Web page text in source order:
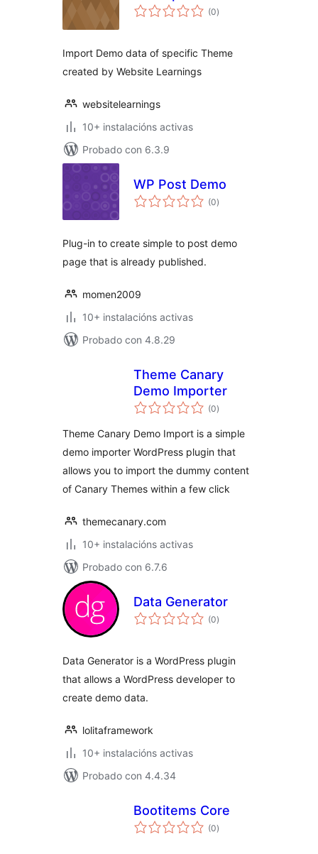
(0valoracións
totais
)
Import Demo data of specific Theme
created by Website Learnings
websitelearnings
10+ instalacións activas
Probado con 6.3.9
WP Post Demo
(0valoracións
totais
)
Plug-in to create simple to post demo
page that is already published.
momen2009
10+ instalacións activas
Probado con 4.8.29
Theme Canary
Demo Importer
(0valoracións
totais
)
Theme Canary Demo Import is a simple
demo importer WordPress plugin that
allows you to import the dummy content
of Canary Themes within a few click
themecanary.com
10+ instalacións activas
Probado con 6.7.6
Data Generator
(0valoracións
totais
)
Data Generator is a WordPress plugin
that allows a WordPress developer to
create demo data.
lolitaframework
10+ instalacións activas
Probado con 4.4.34
Bootitems Core
(0valoracións
totais
)